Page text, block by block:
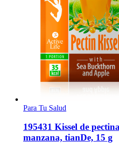
Para Tu Salud
195431 Kissel de
manzana, tianDe, 15 g